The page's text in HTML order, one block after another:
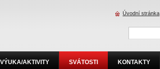
VÝUKA/AKTIVITY SVÁTOSTI KONTAKTY
Úvodní stránka